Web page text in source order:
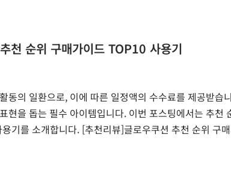
천 순위 구매가이드 TOP10 사용기
동의 일환으로, 이에 따른 일정액의 수수료를 제공받습
현을 돕는 필수 아이템입니다. 이번 포스팅에서는 추천
기를 소개합니다. [추천리뷰]글로우쿠션 추천 순위 구